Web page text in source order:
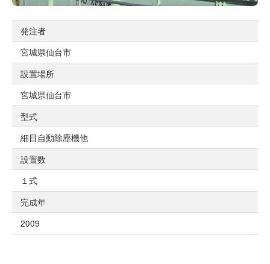
発注者
宮城県仙台市
設置場所
宮城県仙台市
型式
細目自動除塵機他
設置数
１式
完成年
2009